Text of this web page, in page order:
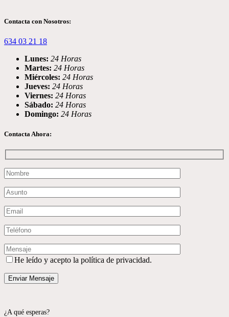
Contacta con Nosotros:
634 03 21 18
Lunes: 24 Horas
Martes: 24 Horas
Miércoles: 24 Horas
Jueves: 24 Horas
Viernes: 24 Horas
Sábado: 24 Horas
Domingo: 24 Horas
Contacta Ahora:
He leído y acepto la política de privacidad.
¿A qué esperas?